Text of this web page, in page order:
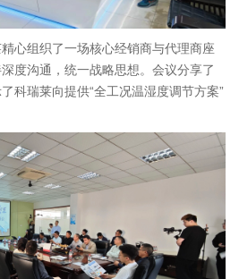
心组织了一场核心经销商与代理商座
度沟通，统一战略思想。会议分享了
科瑞莱向提供“全工况温湿度调节方案”